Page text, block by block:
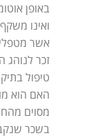
באופן
ואינו
אשר
זכר לנוהג
טיפול
האם הוא
מסוים